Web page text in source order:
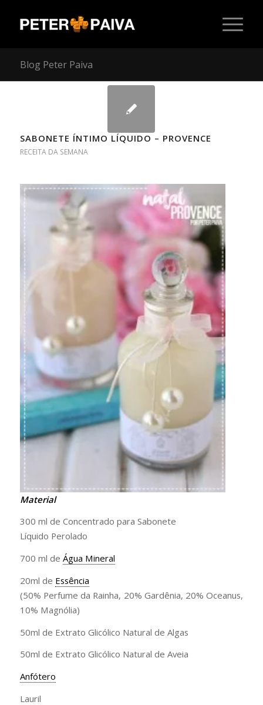
Blog Peter Paiva
SABONETE ÍNTIMO LÍQUIDO – PROVENCE
RECEITA DA SEMANA
Material
300 ml de Concentrado para Sabonete
Líquido Perolado
700 ml de Água Mineral
20ml de Essência
(50% Perfume da Rainha, 20% Gardênia, 20% Oceanus,
10% Magnólia)
50ml de Extrato Glicólico Natural de Algas
50ml de Extrato Glicólico Natural de Aveia
Anfótero
Lauril